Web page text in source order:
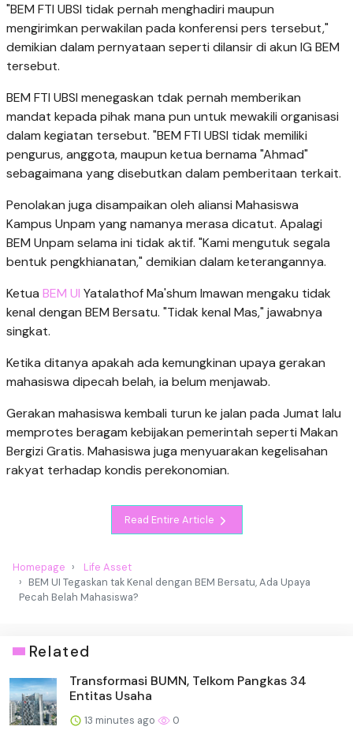
"BEM FTI UBSI tidak pernah menghadiri maupun
mengirimkan perwakilan pada konferensi pers tersebut,"
demikian dalam pernyataan seperti dilansir di akun IG BEM
tersebut.
BEM FTI UBSI menegaskan tdak pernah memberikan
mandat kepada pihak mana pun untuk mewakili organisasi
dalam kegiatan tersebut. "BEM FTI UBSI tidak memiliki
pengurus, anggota, maupun ketua bernama "Ahmad"
sebagaimana yang disebutkan dalam pemberitaan terkait.
Penolakan juga disampaikan oleh aliansi Mahasiswa
Kampus Unpam yang namanya merasa dicatut. Apalagi
BEM Unpam selama ini tidak aktif. "Kami mengutuk segala
bentuk pengkhianatan," demikian dalam keterangannya.
Ketua BEM UI Yatalathof Ma'shum Imawan mengaku tidak
kenal dengan BEM Bersatu. "Tidak kenal Mas," jawabnya
singkat.
Ketika ditanya apakah ada kemungkinan upaya gerakan
mahasiswa dipecah belah, ia belum menjawab.
Gerakan mahasiswa kembali turun ke jalan pada Jumat lalu
memprotes beragam kebijakan pemerintah seperti Makan
Bergizi Gratis. Mahasiswa juga menyuarakan kegelisahan
rakyat terhadap kondis perekonomian.
Read Entire Article
Homepage
Life Asset
BEM UI Tegaskan tak Kenal dengan BEM Bersatu, Ada Upaya
Pecah Belah Mahasiswa?
Related
Transformasi BUMN, Telkom Pangkas 34
Entitas Usaha
13 minutes ago 0